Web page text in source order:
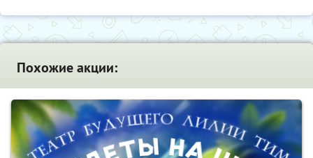
Похожие акции: